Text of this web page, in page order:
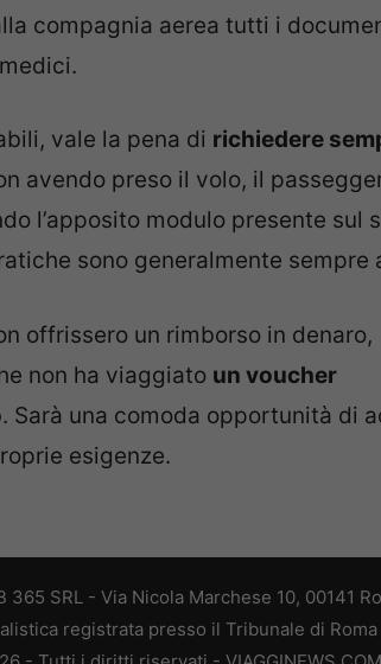
compagnia aerea tutti i
vale la pena di richiedere
avendo preso il volo, il
l’apposito modulo presente sul
sono generalmente sempre
offrissero un rimborso in denaro,
non ha viaggiato un voucher
. Sarà una comoda opportunità di
esigenze.
SRL - Via Nicola Marchese 10, 00141
registrata presso il Tribunale di